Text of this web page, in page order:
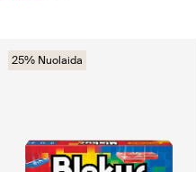
25% Nuolaida